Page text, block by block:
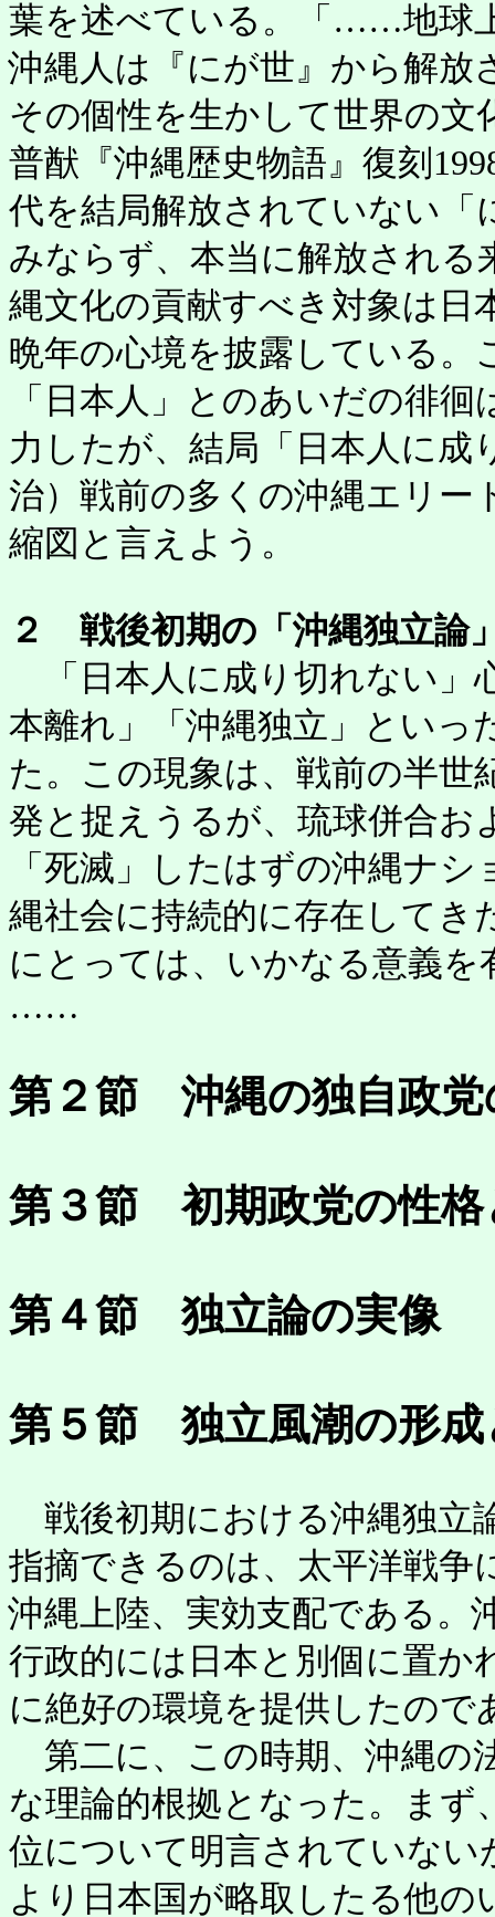
葉を述べている。「……地球
沖縄人は『にが世』から解放
その個性を生かして世界の
普猷『沖縄歴史物語』復刻
代を結局解放されていない「
みならず、本当に解放され
縄文化の貢献すべき対象は日
晩年の心境を披露している。
「日本人」とのあいだの徘
力したが、結局「日本人に成
治）戦前の多くの沖縄エリ
縮図と言えよう。
２ 戦後初期の「沖縄独立論
「日本人に成り切れない」
本離れ」「沖縄独立」といっ
た。この現象は、戦前の半世
発と捉えうるが、琉球併合お
「死滅」したはずの沖縄ナ
縄社会に持続的に存在してき
にとっては、いかなる意義
……
第２節 沖縄の独自政党
第３節 初期政党の性格
第４節 独立論の実像
第５節 独立風潮の形成
戦後初期における沖縄独立
指摘できるのは、太平洋戦争
沖縄上陸、実効支配である。
行政的には日本と別個に置か
に絶好の環境を提供したので
第二に、この時期、沖縄の
な理論的根拠となった。まず
位について明言されていない
より日本国が略取したる他